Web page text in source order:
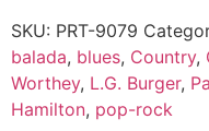
SKU: PRT-9079
balada, blues, Country,
Worthey, L.G. Burger,
Hamilton, pop-rock